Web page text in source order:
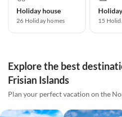
Holiday house
26 Holiday homes 15
Explore the best
Frisian Islands
Plan your perfect vacation on the